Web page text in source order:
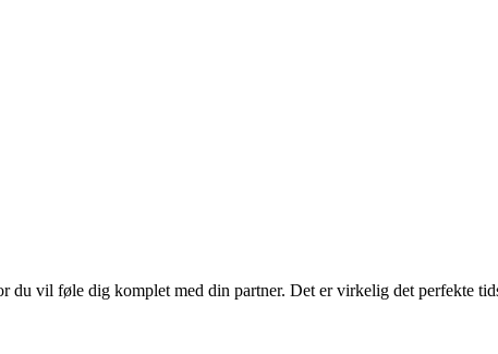
du vil føle dig komplet med din partner. Det er virkelig det perfekte